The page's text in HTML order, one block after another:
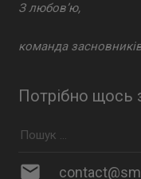
З любов’ю,
команда
Потрібно щось
mail